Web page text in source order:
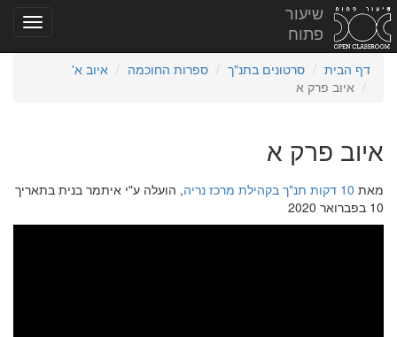
שיעור
פתוח
דף הבית סרטונים בתנ"ך ספרות החוכמה
איוב א'
איוב פרק א
איוב פרק א
מאת 10 דקות תנ"ך בקהילת מרכז נריה
, הועלה ע"י איתמר בנית בתאריך
10 בפברואר 2020